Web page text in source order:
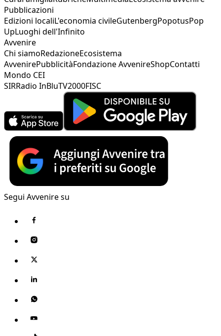
Pubblicazioni
Edizioni localiL'economia civileGutenbergPopotusPop
UpLuoghi dell'Infinito
Avvenire
Chi siamoRedazioneEcosistema
AvvenirePubblicitàFondazione AvvenireShopContatti
Mondo CEI
SIRRadio InBluTV2000FISC
Segui Avvenire su